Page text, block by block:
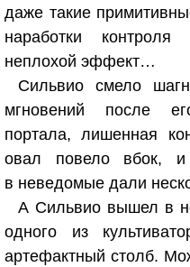
даже такие
наработки
неплохой эффект…
Сильвио смело
мгновений после
портала, лишенная
овал повело вбок,
в неведомые дали
А Сильвио вышел в
одного из
артефактный столб.